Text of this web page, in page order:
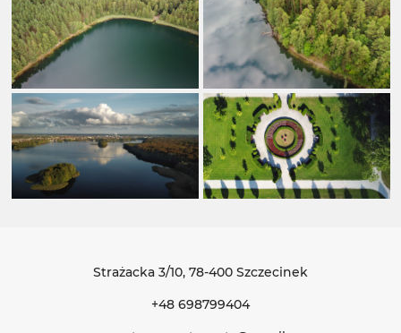
Strażacka 3/10, 78-400 Szczecinek
+48 698799404